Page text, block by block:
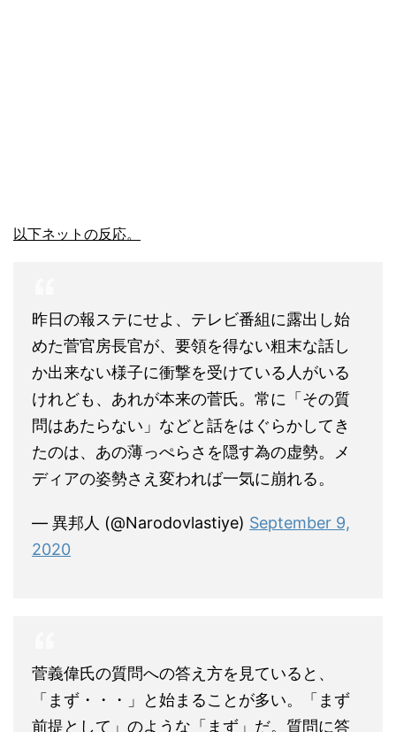
以下ネットの反応。
昨日の報ステにせよ、テレビ番組に露出し始
めた菅官房長官が、要領を得ない粗末な話し
か出来ない様子に衝撃を受けている人がいる
けれども、あれが本来の菅氏。常に「その質
問はあたらない」などと話をはぐらかしてき
たのは、あの薄っぺらさを隠す為の虚勢。メ
ディアの姿勢さえ変われば一気に崩れる。
— 異邦人 (@Narodovlastiye) September 9,
2020
菅義偉氏の質問への答え方を見ていると、
「まず・・・」と始まることが多い。「まず
前提として」のような「まず」だ。質問に答